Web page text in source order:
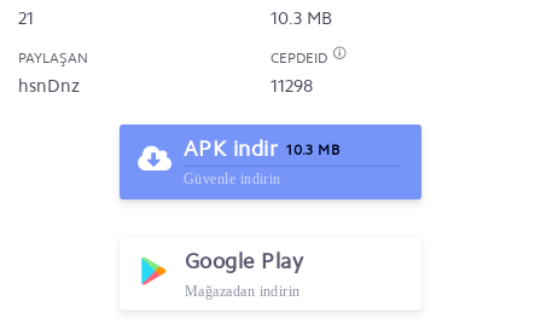
21 10.3 MB
PAYLAŞAN
hsnDnz
CEPDEID
11298
APK indir 10.3 MB
Güvenle indirin
Google Play
Mağazadan indirin